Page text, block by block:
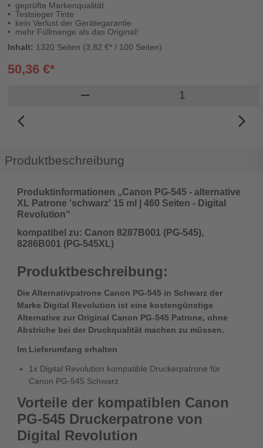
geprüfte Markenqualität
Testsieger Tinte
kein Verlust der Gerätegarantie
mehr Füllmenge als das Original!
Inhalt: 1320 Seiten (3,82 €* / 100 Seiten)
50,36 €*
remove Produkt
arrow_back_ios_new arrow_forward_ios
Produktbeschreibung
Produktinformationen „Canon PG-545 - alternative
XL Patrone 'schwarz' 15 ml | 460 Seiten - Digital
Revolution“
kompatibel zu: Canon 8287B001 (PG-545),
8286B001 (PG-545XL)
Produktbeschreibung:
Die Alternativpatrone Canon PG-545 in Schwarz der
Marke Digital Revolution ist eine kostengünstige
Alternative zur Original Canon PG-545 Patrone, ohne
Abstriche bei der Druckqualität machen zu müssen.
Im Lieferumfang erhalten
1x Digital Revolution kompatible Druckerpatrone für
Canon PG-545 Schwarz
Vorteile der kompatiblen Canon
PG-545 Druckerpatrone von
Digital Revolution